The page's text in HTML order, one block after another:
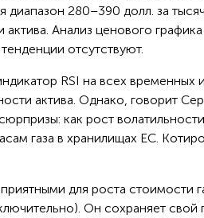
диапазон 280–390 долл. за
актива. Анализ ценового
отсутствуют.
RSI на всех временных
актива. Однако, говорит
как рост
газа в хранилищах ЕС.
для роста стоимости
Он сохраняет